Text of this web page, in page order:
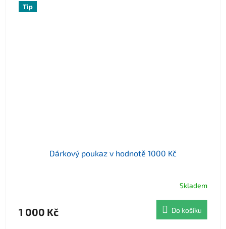
Tip
Dárkový poukaz v hodnotě 1000 Kč
Skladem
1 000 Kč Do košíku